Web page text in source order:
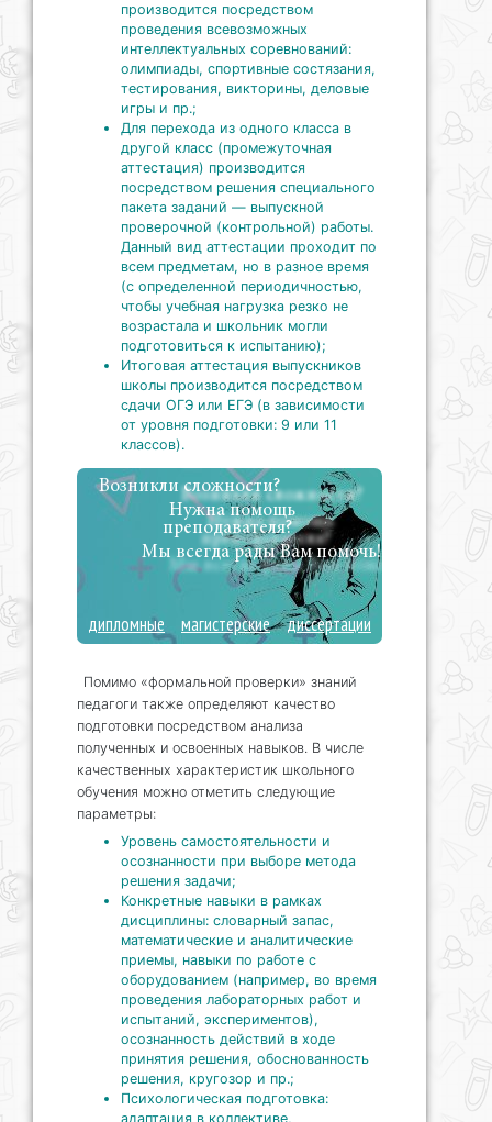
производится посредством
проведения всевозможных
интеллектуальных соревнований:
олимпиады, спортивные состязания,
тестирования, викторины, деловые
игры и пр.;
Для перехода из одного класса в
другой класс (промежуточная
аттестация) производится
посредством решения специального
пакета заданий — выпускной
проверочной (контрольной) работы.
Данный вид аттестации проходит по
всем предметам, но в разное время
(с определенной периодичностью,
чтобы учебная нагрузка резко не
возрастала и школьник могли
подготовиться к испытанию);
Итоговая аттестация выпускников
школы производится посредством
сдачи ОГЭ или ЕГЭ (в зависимости
от уровня подготовки: 9 или 11
классов).
Возникли сложности?
Нужна помощь
преподавателя?
Мы всегда рады Вам помочь!
дипломные магистерские диссертации
Помимо «формальной проверки» знаний
педагоги также определяют качество
подготовки посредством анализа
полученных и освоенных навыков. В числе
качественных характеристик школьного
обучения можно отметить следующие
параметры:
Уровень самостоятельности и
осознанности при выборе метода
решения задачи;
Конкретные навыки в рамках
дисциплины: словарный запас,
математические и аналитические
приемы, навыки по работе с
оборудованием (например, во время
проведения лабораторных работ и
испытаний, экспериментов),
осознанность действий в ходе
принятия решения, обоснованность
решения, кругозор и пр.;
Психологическая подготовка:
адаптация в коллективе,